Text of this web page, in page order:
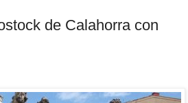
de Calahorra con